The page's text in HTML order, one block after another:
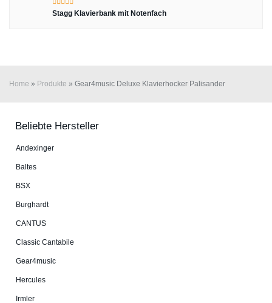
Stagg Klavierbank mit Notenfach
Home » Produkte » Gear4music Deluxe Klavierhocker Palisander
Beliebte Hersteller
An­dex­in­ger
Baltes
BSX
Burg­hardt
CANTUS
Classic Cantabile
Gear4music
Hercules
Irmler